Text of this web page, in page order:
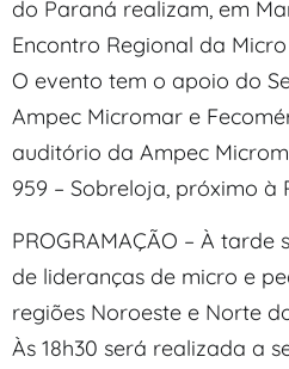
do Paraná realizam, em
Encontro Regional da
O evento tem o apoio do
Ampec Micromar e
auditório da Ampec
959 – Sobreloja, próximo
PROGRAMAÇÃO – À
de lideranças de micro e
regiões Noroeste e Norte
Às 18h30 será realizada a